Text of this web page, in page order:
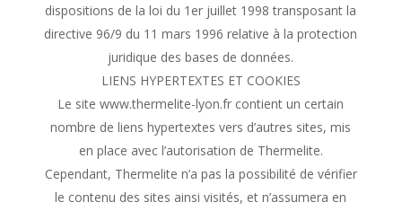
dispositions de la loi du 1er juillet 1998 transposant la
directive 96/9 du 11 mars 1996 relative à la protection
juridique des bases de données.
LIENS HYPERTEXTES ET COOKIES
Le site www.thermelite-lyon.fr contient un certain
nombre de liens hypertextes vers d’autres sites, mis
en place avec l’autorisation de Thermelite.
Cependant, Thermelite n’a pas la possibilité de vérifier
le contenu des sites ainsi visités, et n’assumera en